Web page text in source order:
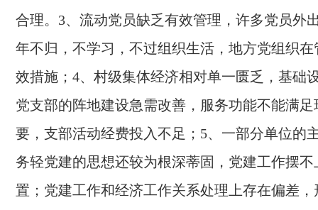
合理。3、流动党员缺乏有效管理，许多党员外
年不归，不学习，不过组织生活，地方党组织
效措施；4、村级集体经济相对单一匮乏，基础
党支部的阵地建设急需改善，服务功能不能满
要，支部活动经费投入不足；5、一部分单位的
务轻党建的思想还较为根深蒂固，党建工作摆不
置；党建工作和经济工作关系处理上存在偏差